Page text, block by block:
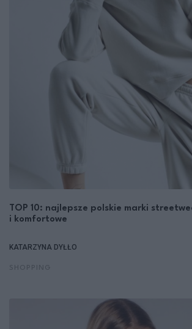
TOP 10: najlepsze polskie marki
i komfortowe
KATARZYNA DYŁŁO